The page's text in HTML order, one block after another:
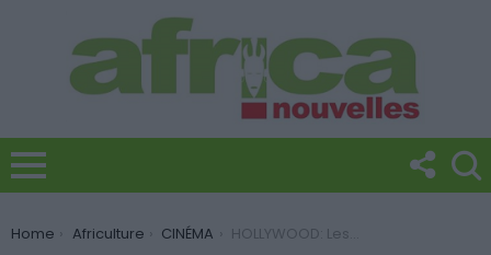
You are here:
Home Africulture CINÉMA
HOLLYWOOD: Les «méchants islamistes», nouveaux héros des films américains